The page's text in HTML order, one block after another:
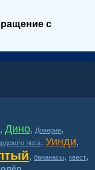
с
, Дино, Доверие,
леса, Уинди,
, бананасы, квест,
,